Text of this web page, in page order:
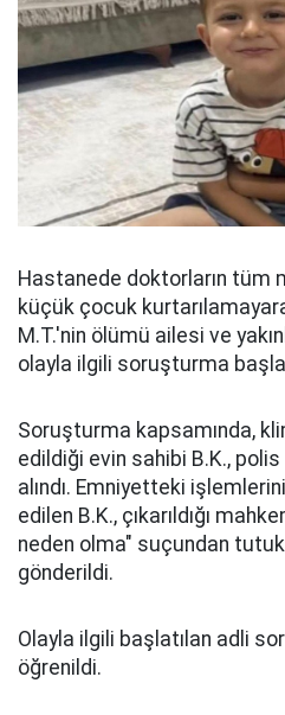
Hastanede doktorların tüm
küçük çocuk
M.T.'nin ölümü ailesi ve
olayla ilgili soruşturma
Soruşturma kapsamında,
edildiği evin sahibi B.K.,
alındı. Emniyetteki
edilen B.K., çıkarıldığı
neden olma" suçundan
gönderildi.
Olayla ilgili başlatılan adli
öğrenildi.